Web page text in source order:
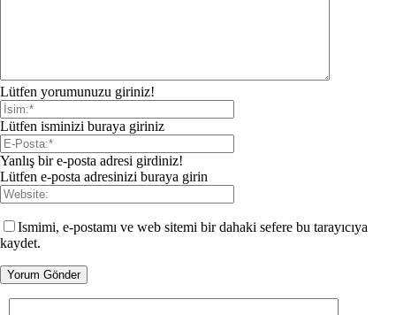
Lütfen yorumunuzu giriniz!
Lütfen isminizi buraya giriniz
Yanlış bir e-posta adresi girdiniz!
Lütfen e-posta adresinizi buraya girin
Ismimi, e-postamı ve web sitemi bir dahaki sefere bu tarayıcıya
kaydet.